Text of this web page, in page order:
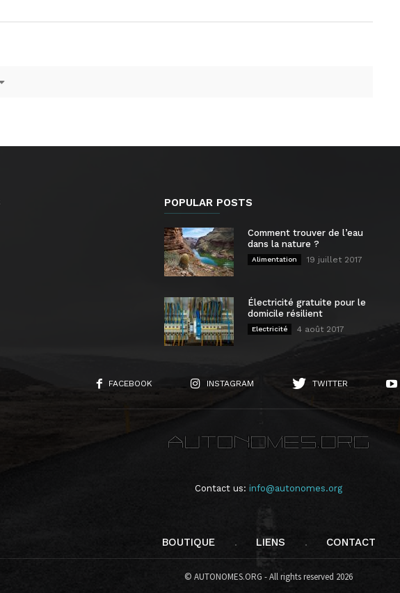
POPULAR POSTS
Comment trouver de l’eau
dans la nature ?
Alimentation 19 juillet 2017
Électricité gratuite pour le
domicile résilient
Electricité 4 août 2017
FACEBOOK INSTAGRAM TWITTER
Contact us: info@autonomes.org
BOUTIQUE LIENS CONTACT
© AUTONOMES.ORG - All rights reserved 2026